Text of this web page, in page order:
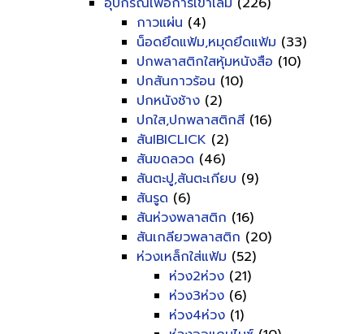
กาวแผ่น (4)
น็อดยึดแฟ้ม,หมุดยึดแฟ้ม (33)
ปกพลาสติกใสหุ้มหนังสือ (10)
ปกสันกาวร้อน (10)
ปกหนังช้าง (2)
ปกใส,ปกพลาสติกสี (16)
สันIBICLICK (2)
สันขดลวด (46)
สันตะปู,สันตะเกียบ (9)
สันรูด (6)
สันห่วงพลาสติก (16)
สันเกลียวพลาสติก (20)
ห่วงเหล็กใส่แฟ้ม (52)
ห่วง2ห่วง (21)
ห่วง3ห่วง (6)
ห่วง4ห่วง (1)